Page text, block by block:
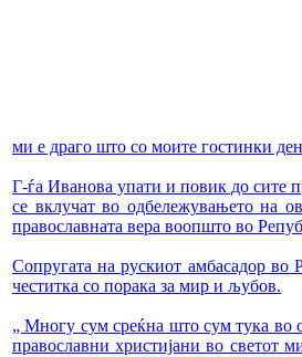
ми е драго што со моите гостинки
Г-ѓа Иванова упати и повик до сите
се вклучат во одбележувањето на
православната вера воопшто во
Сопругата на рускиот амбасадор
честитка со порака за мир и љубов.
„ Многу сум среќна што сум тука во
православни христијани во